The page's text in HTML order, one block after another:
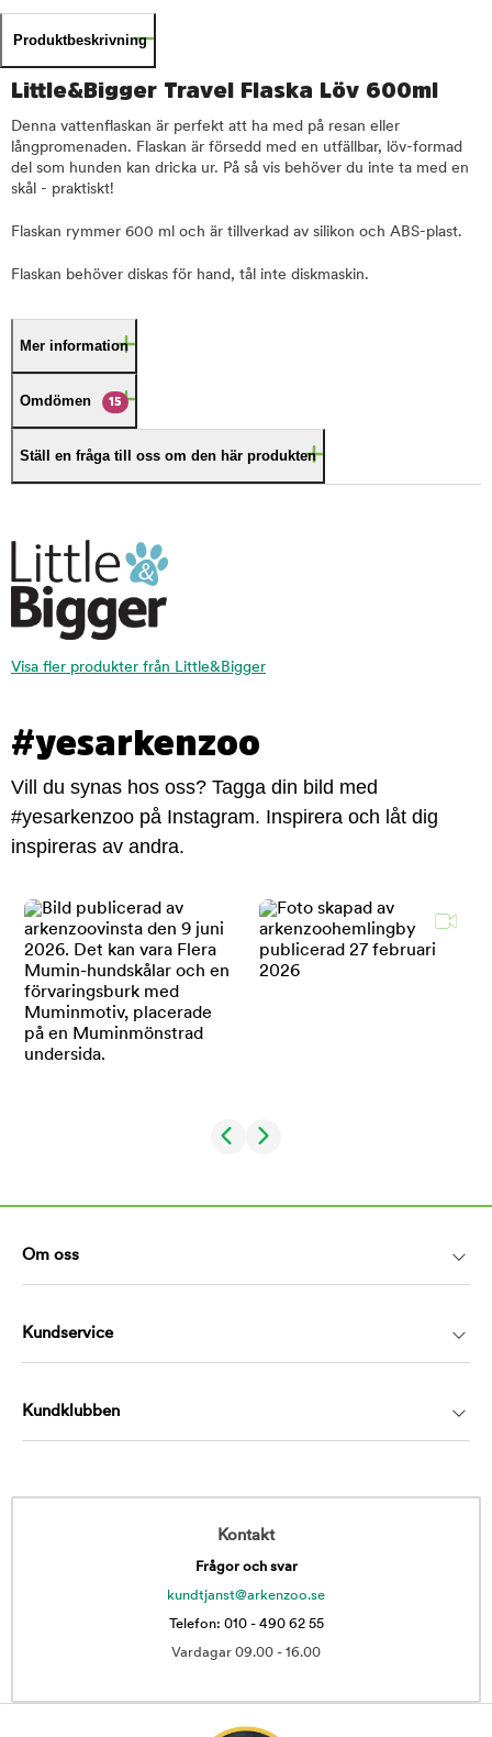
Produktbeskrivning
Little&Bigger Travel Flaska Löv 600ml
Denna vattenflaskan är perfekt att ha med på resan eller
långpromenaden. Flaskan är försedd med en utfällbar, löv-formad
del som hunden kan dricka ur. På så vis behöver du inte ta med en
skål - praktiskt!
Flaskan rymmer 600 ml och är tillverkad av silikon och ABS-plast.
Flaskan behöver diskas för hand, tål inte diskmaskin.
Mer information
Omdömen 15
Ställ en fråga till oss om den här produkten
Visa fler produkter från Little&Bigger
#yesarkenzoo
Vill du synas hos oss? Tagga din bild med
#yesarkenzoo på Instagram. Inspirera och låt dig
inspireras av andra.
Om oss
Kundservice
Kundklubben
Kontakt
Frågor och svar
kundtjanst@arkenzoo.se
Telefon: 010 - 490 62 55
Vardagar 09.00 - 16.00